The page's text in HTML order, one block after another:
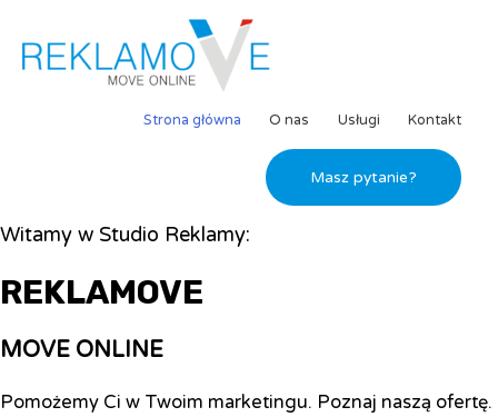
Strona główna O nas Usługi Kontakt
Masz pytanie?
Witamy w Studio Reklamy:
REKLAMOVE
MOVE ONLINE
Pomożemy Ci w Twoim marketingu. Poznaj naszą ofertę.